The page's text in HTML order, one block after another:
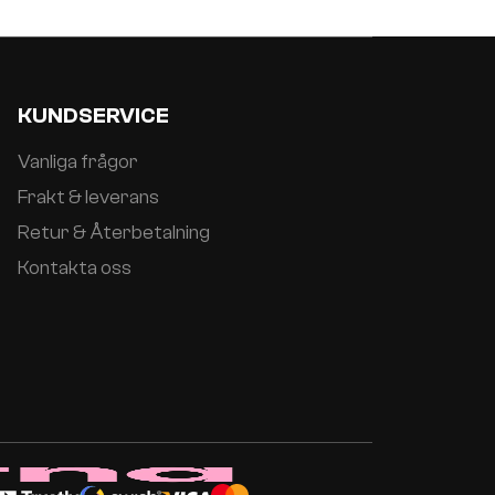
KUNDSERVICE
Vanliga frågor
Frakt & leverans
Retur & Återbetalning
Kontakta oss